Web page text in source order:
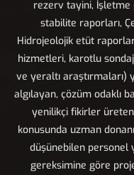
rezerv tayini, İşletme
stabilite raporları,
Hidrojeolojik etüt
hizmetleri, karotlu
ve yeraltı araştırmaları)
algılayan, çözüm odaklı
yenilikçi fikirler
konusunda uzman
düşünebilen personel
gereksimine göre